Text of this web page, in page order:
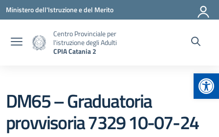
Vai ai contenuti
Vai al menu di navigazione
Vai al footer
Ministero dell'Istruzione e del Merito
Centro Provinciale per
l'istruzione degli Adulti
CPIA Catania 2
DM65 – Graduatoria
provvisoria 7329 10-07-24